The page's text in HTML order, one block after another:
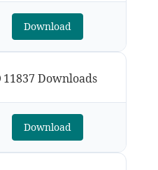
Download
11837 Downloads
Download